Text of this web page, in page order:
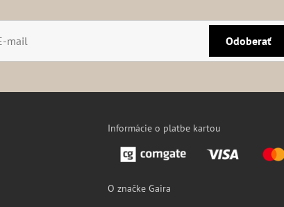
Odoberať
Informácie o platbe kartou
O značke Gaira